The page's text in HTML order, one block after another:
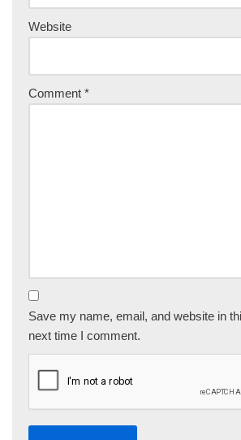
Website
Comment *
Save my name, email, and website in
next time I comment.